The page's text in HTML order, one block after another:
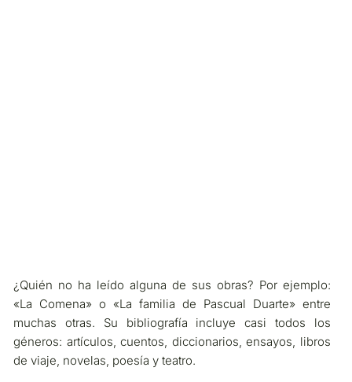
¿Quién no ha leído alguna de sus obras? Por ejemplo:
«La Comena» o «La familia de Pascual Duarte» entre
muchas otras. Su bibliografía incluye casi todos los
géneros: artículos, cuentos, diccionarios, ensayos, libros
de viaje, novelas, poesía y teatro.